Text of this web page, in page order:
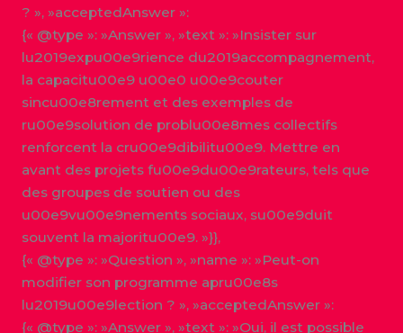
? », »acceptedAnswer »:
{« @type »: »Answer », »text »: »Insister sur
lu2019expu00e9rience du2019accompagnement,
la capacitu00e9 u00e0 u00e9couter
sincu00e8rement et des exemples de
ru00e9solution de problu00e8mes collectifs
renforcent la cru00e9dibilitu00e9. Mettre en
avant des projets fu00e9du00e9rateurs, tels que
des groupes de soutien ou des
u00e9vu00e9nements sociaux, su00e9duit
souvent la majoritu00e9. »}},
{« @type »: »Question », »name »: »Peut-on
modifier son programme apru00e8s
lu2019u00e9lection ? », »acceptedAnswer »:
{« @type »: »Answer », »text »: »Oui, il est possible